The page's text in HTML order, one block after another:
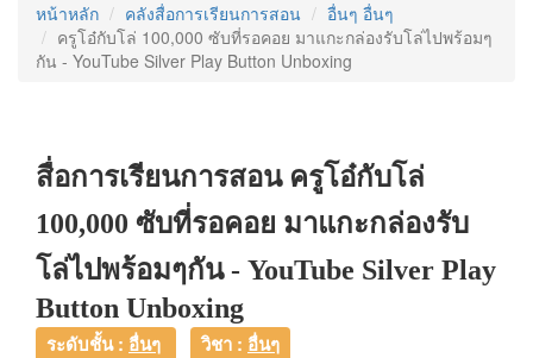
หน้าหลัก คลังสื่อการเรียนการสอน
อื่นๆ อื่นๆ
ครูโอ๋กับโล่ 100,000 ซับที่รอคอย มาแกะกล่องรับโล่ไปพร้อมๆ
กัน - YouTube Silver Play Button Unboxing
สื่อการเรียนการสอน ครูโอ๋กับโล่
100,000 ซับที่รอคอย มาแกะกล่องรับ
โล่ไปพร้อมๆกัน - YouTube Silver Play
Button Unboxing
ระดับชั้น : อื่นๆ วิชา : อื่นๆ